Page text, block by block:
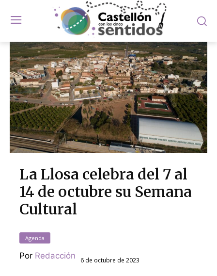
La Llosa celebra del 7 al
14 de octubre su Semana
Cultural
Agenda
Por Redacción 6 de octubre de 2023